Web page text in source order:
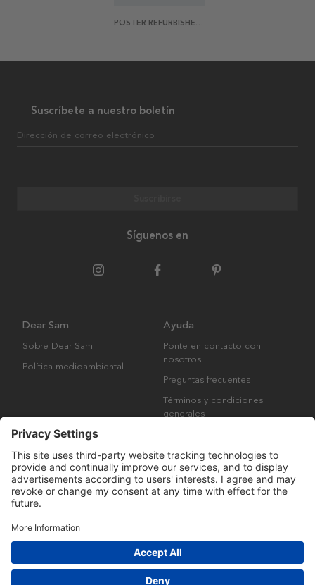
Suscríbete a nuestro boletín
Dirección de correo electrónico
Síguenos en
Dear Sam
Sobre Dear Sam
Política medioambiental
Ayuda
Ponte en contacto con
nosotros
Preguntas frecuentes
Términos y condiciones
generales
Derechos de autor © Many Brands AB 2023. Todos los derechos